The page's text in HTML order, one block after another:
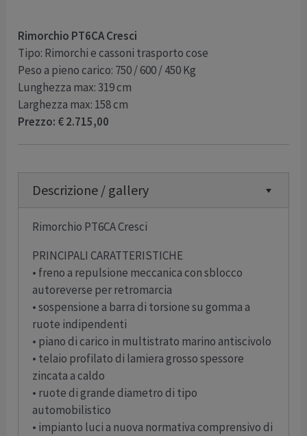
Rimorchio PT6CA Cresci
Tipo: Rimorchi e cassoni trasporto cose
Peso a pieno carico: 750 / 600 / 450 Kg
Lunghezza max: 319 cm
Larghezza max: 158 cm
Prezzo: € 2.715,00
Descrizione / gallery
Rimorchio PT6CA Cresci
PRINCIPALI CARATTERISTICHE
• freno a repulsione meccanica con sblocco
autoreverse per retromarcia
• sospensione a barra di torsione su gomma a
ruote indipendenti
• piano di carico in multistrato marino antiscivolo
• telaio profilato di lamiera grosso spessore
zincata a caldo
• ruote di grande diametro di tipo
automobilistico
• impianto luci a nuova normativa comprensivo di